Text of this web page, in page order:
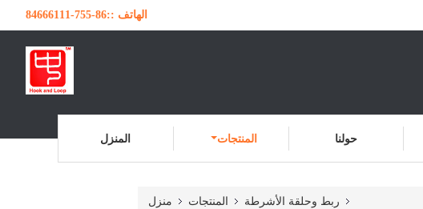
الهاتف ::86-755-84666111
المنزل المنتجات حولنا
منزل المنتجات ربط وحلقة الأشرطة